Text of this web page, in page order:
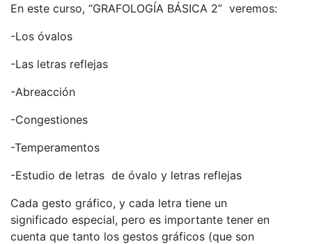
En este curso, “GRAFOLOGÍA BÁSICA 2” veremos:
-Los óvalos
-Las letras reflejas
-Abreacción
-Congestiones
-Temperamentos
-Estudio de letras de óvalo y letras reflejas
Cada gesto gráfico, y cada letra tiene un
significado especial, pero es importante tener en
cuenta que tanto los gestos gráficos (que son